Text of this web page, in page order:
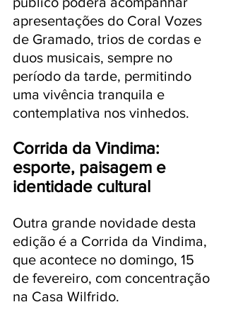
apresentações do Coral Vozes
de Gramado, trios de cordas e
duos musicais, sempre no
período da tarde, permitindo
uma vivência tranquila e
contemplativa nos vinhedos.
Corrida da Vindima:
esporte, paisagem e
identidade cultural
Outra grande novidade desta
edição é a Corrida da Vindima,
que acontece no domingo, 15
de fevereiro, com concentração
na Casa Wilfrido.